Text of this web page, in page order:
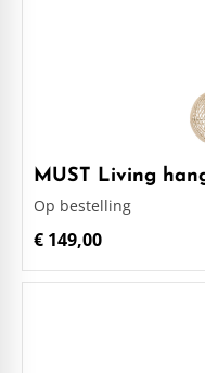
MUST Living
Op bestelling
€ 149,00